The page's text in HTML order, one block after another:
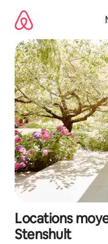
directement
contenu
Locations
Stenshult